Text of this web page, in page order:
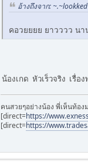
อ้างถึงจาก:
คอวยยยย ยาวววว น
น้องเกด หัวเร็วจริง เรื่อ
คนสวยๆอย่างน้อง พี่เห็นท้อง
[direct=https://
[direct=https://